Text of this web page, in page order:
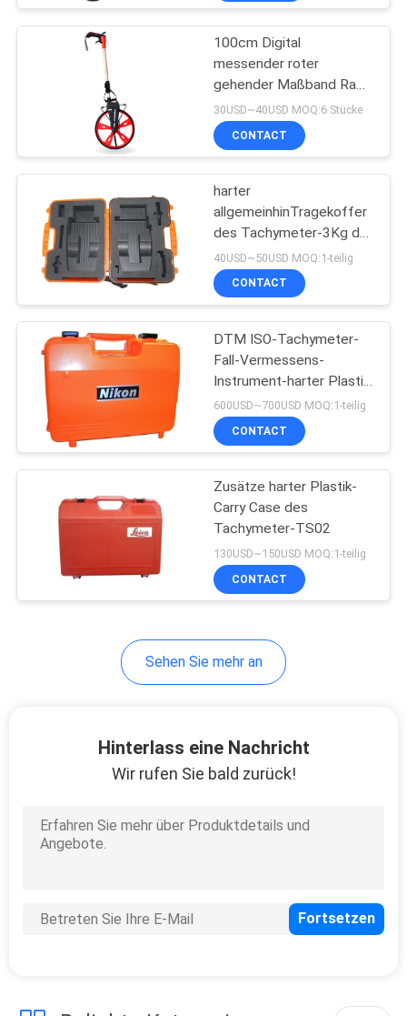
teleskopischer
Pfosten der
Kohlenstofffaser
Teleskopisches
Planierenpersonal
Tribrach-Adapter
Instrument-Stative
Batterien
100cm Digital
messender roter
gehender Maßband Rad-
TM12
30USD~40USD MOQ:6 Stücke
CONTACT
harter
allgemeinhinTragekoffer
des Tachymeter-3Kg der
Zusatz-25mm
40USD~50USD MOQ:1-teilig
CONTACT
DTM ISO-Tachymeter-
Fall-Vermessens-
Instrument-harter Plastik
Carry Case
600USD~700USD MOQ:1-teilig
CONTACT
Zusätze harter Plastik-
Carry Case des
Tachymeter-TS02
130USD~150USD MOQ:1-teilig
CONTACT
Sehen Sie mehr an
Hinterlass eine Nachricht
Wir rufen Sie bald zurück!